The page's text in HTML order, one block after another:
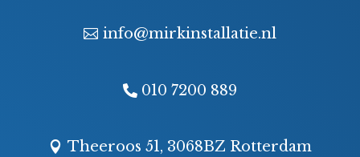
info@mirkinstallatie.nl
010 7200 889
Theeroos 51, 3068BZ Rotterdam